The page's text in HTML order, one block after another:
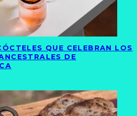
QUE CELEBRAN LOS
DE